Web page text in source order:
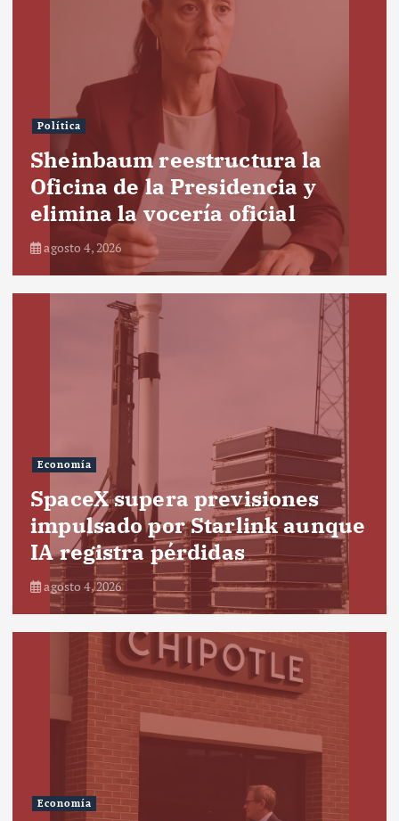
Política
Sheinbaum reestructura la
Oficina de la Presidencia y
elimina la vocería oficial
agosto 4, 2026
Economía
SpaceX supera previsiones
impulsado por Starlink aunque
IA registra pérdidas
agosto 4, 2026
Economía